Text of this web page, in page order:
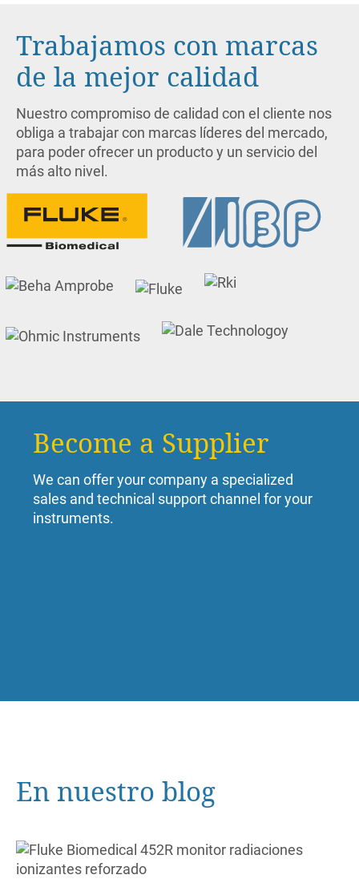
Trabajamos con marcas
de la mejor calidad
Nuestro compromiso de calidad con el cliente nos
obliga a trabajar con marcas líderes del mercado,
para poder ofrecer un producto y un servicio del
más alto nivel.
Become a Supplier
We can offer your company a specialized
sales and technical support channel for your
instruments.
En nuestro blog